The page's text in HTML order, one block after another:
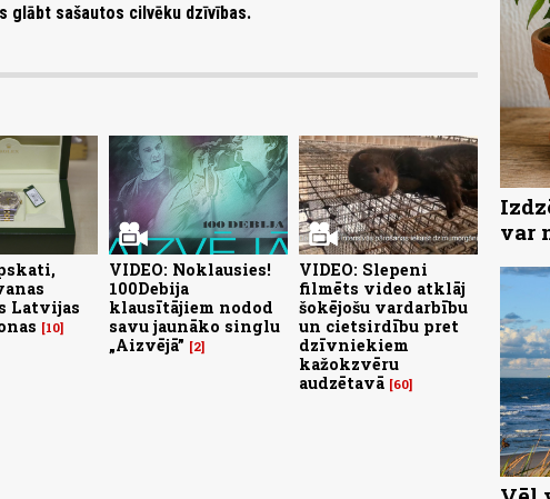
glābt sašautos cilvēku dzīvības.
Latvijas
10
VIDEO: Noklausies!
100Debija
klausītājiem nodod
savu jaunāko singlu
„Aizvējā”
2
VIDEO: Slepeni
filmēts video atklāj
šokējošu vardarbību
un cietsirdību pret
dzīvniekiem
kažokzvēru
audzētavā 60
var